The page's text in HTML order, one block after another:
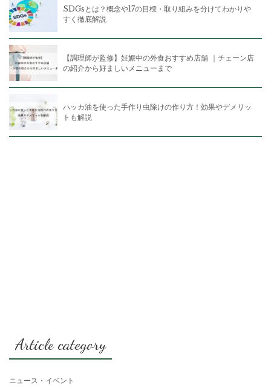
SDGsとは？概念や17の目標・取り組みを分けてわかりや
すく徹底解説
【調理師が監修】妊娠中の外食おすすめ店舗 ｜チェーン店
の紹介から好ましいメニューまで
ハッカ油を使った手作り虫除けの作り方！効果やデメリッ
トも解説
Article category
ニュース・イベント